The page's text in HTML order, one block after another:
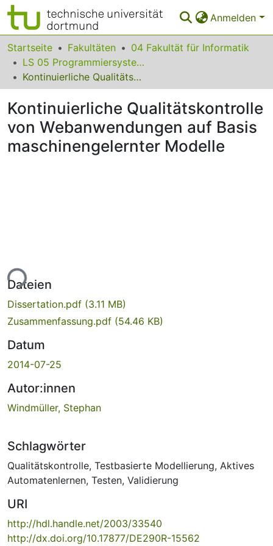
Anmelden
Bereiche & Sammlungen
Das gesamte Repositorium
Leitlinien
Startseite Fakultäten
04 Fakultät für Informatik
LS 05 Programmiersysteme
Kontinuierliche Qualitätskontrolle von Webanwendungen auf Basis maschinengelernter Modelle
Kontinuierliche Qualitätskontrolle
von Webanwendungen auf Basis
maschinengelernter Modelle
Dateien
Dissertation.pdf (3.11 MB)
Zusammenfassung.pdf (54.46 KB)
Datum
2014-07-25
Autor:innen
Windmüller, Stephan
Schlagwörter
Qualitätskontrolle, Testbasierte Modellierung, Aktives
Automatenlernen, Testen, Validierung
URI
http://hdl.handle.net/2003/33540
http://dx.doi.org/10.17877/DE290R-15562